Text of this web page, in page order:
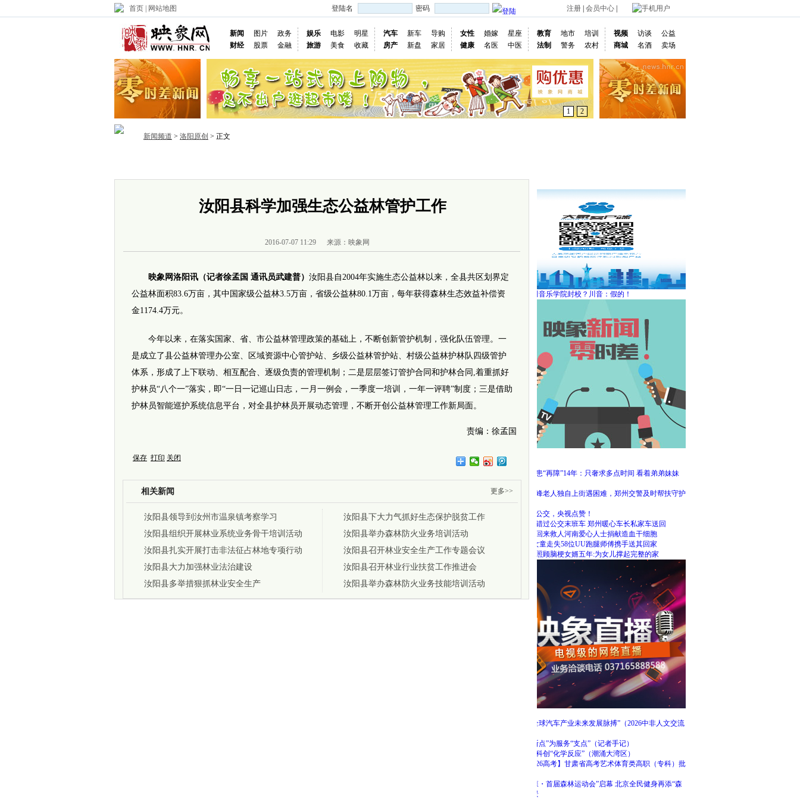
首页 网站地图 登陆名 密码 注册 会员中心 手机用户
新闻 图片
政务
财经
股票 金融
娱乐 电影
明星
旅游
美食 收藏
汽车 新车
导购
房产
新盘 家居
女性 婚嫁
星座
健康
名医 中医
教育 地市
培训
法制
警务 农村
视频 访谈
公益
商城
名酒 卖场
1 2
新闻频道 > 洛阳原创 > 正文
汝阳县科学加强生态公益林管护工作
2016-07-07 11:29 来源：映象网
映象网洛阳讯（记者徐孟国 通讯员武建普） 汝阳县自2004年实施生态公益林以来，全县共区划界定
公益林面积83.6万亩，其中国家级公益林3.5万亩，省级公益林80.1万亩，每年获得森林生态效益补偿资
金1174.4万元。
今年以来，在落实国家、省、市公益林管理政策的基础上，不断创新管护机制，强化队伍管理。一
是成立了县公益林管理办公室、区域资源中心管护站、乡级公益林管护站、村级公益林护林队四级管护
体系，形成了上下联动、相互配合、逐级负责的管理机制；二是层层签订管护合同和护林合同,着重抓好
护林员“八个一”落实，即“一日一记巡山日志，一月一例会，一季度一培训，一年一评聘”制度；三是借助
护林员智能巡护系统信息平台，对全县护林员开展动态管理，不断开创公益林管理工作新局面。
责编：徐孟国
保存 打印 关闭
相关新闻 更多>>
汝阳县领导到汝州市温泉镇考察学习
汝阳县组织开展林业系统业务骨干培训活动
汝阳县扎实开展打击非法征占林地专项行动
汝阳县大力加强林业法治建设
汝阳县多举措狠抓林业安全生产
汝阳县下大力气抓好生态保护脱贫工作
汝阳县举办森林防火业务培训活动
汝阳县召开林业安全生产工作专题会议
汝阳县召开林业行业扶贫工作推进会
汝阳县举办森林防火业务技能培训活动
网传四川音乐学院封校？川音：假的！
坚强女孩患“再障”14年：只奢求多点时间 看着弟弟妹妹
暖！早高峰老人独自上街遇困难，郑州交警及时帮扶守护
平安
事发郑州公交，央视点赞！
外地乘客错过公交末班车 郑州暖心车长私家车送回
跨越千里回来救人河南爱心人士捐献造血干细胞
郑州3岁女童走失58位UU跑腿师傅携手送其回家
七旬老人照顾脑梗女婿五年:为女儿撑起完整的家
“触摸到全球汽车产业未来发展脉搏”（2026中非人文交流
变创新“断点”为服务“支点”（记者手记）
大湾区的科创“化学反应”（潮涌大湾区）
【关注2026高考】甘肃省高考艺术体育类高职（专科）批
“疯狂南森・首届森林运动会”启幕 北京全民健身再添“森
系”新场景